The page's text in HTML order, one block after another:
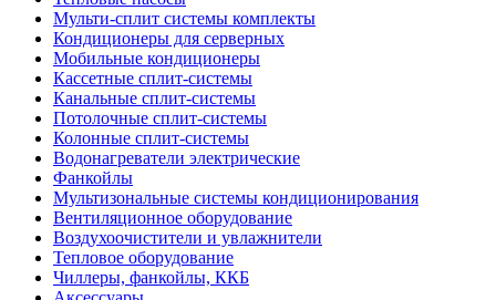
Мульти-сплит системы комплекты
Кондиционеры для серверных
Мобильные кондиционеры
Кассетные сплит-системы
Канальные сплит-системы
Потолочные сплит-системы
Колонные сплит-системы
Водонагреватели электрические
Фанкойлы
Мультизональные системы кондиционирования
Вентиляционное оборудование
Воздухоочистители и увлажнители
Тепловое оборудование
Чиллеры, фанкойлы, ККБ